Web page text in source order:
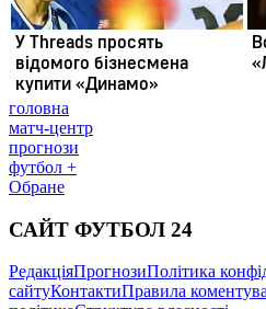
головна
матч-центр
прогнози
футбол +
Обране
САЙТ ФУТБОЛ 24
РедакціяПрогнозиПолітика
сайтуКонтактиПравила